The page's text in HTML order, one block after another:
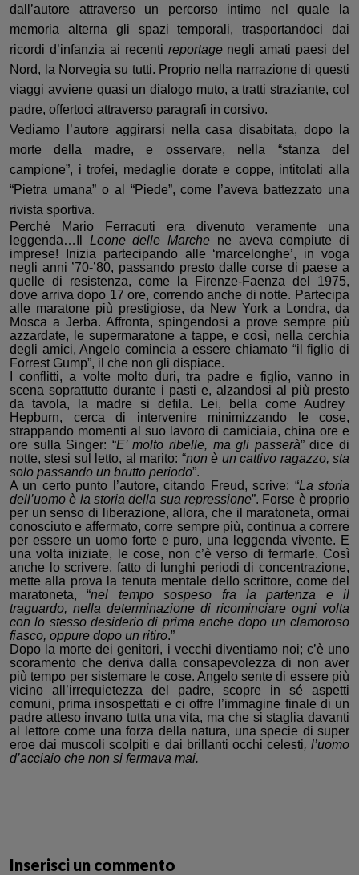
dall’autore attraverso un percorso intimo nel quale la
memoria alterna gli spazi temporali,trasportandoci dai
ricordi d’infanzia ai recenti reportage negli amati paesi del
Nord, la Norvegia su tutti. Proprio nel la narrazione di questi
viaggi avviene quasi un dialogo muto, a tratti straziante, col
padre, offertoci attraverso paragrafi in corsivo.
Vediamo l’autore aggirarsi nella casa disabitata, dopo la
morte della madre, e osservare, nella “stanza del
campione”, i trofei, medaglie dorate e coppe, intitolati alla
“Pietra umana” o al “Piede”, come l’aveva battezzato una
rivista sportiva.
Perché Mario Ferracuti era divenuto veramente una
leggenda…
Leone delle Marche ne aveva compiute di
imprese! Inizia partecipando alle ‘marcelonghe’, in voga
negli anni ’70-’80, passando presto dalle corse di paese a
quelle di resistenza, come la Firenze-Faenza del 1975,
dove arriva dopo 17ore, correndo anche di notte. Partecipa
alle maratone più prestigiose, da New York a Londra, da
Mosca a Jerba. Affronta, spingendosi a provesempre più
azzardate, le supermaratone a tappe, e così, nella cerchia
degli amici, Angelo comincia a essere chiamato “il figlio di
Forrest Gump”, il che non gli dispiace.
I conflitti, a volte molto duri, tra padre e figlio, vanno in
scena soprattutto durante i pasti e, alzandosi al più presto
da tavola, la madre si defila. Lei, bella come Audrey
Hepburn, cerca di intervenire minimizzando le cose,
strappando momenti al suo lavoro di camiciaia, china ore e
ore sulla Singer: “E’ molto ribelle, ma gli passerà” dice di
notte, stesi sul letto, al marito: “non è un cattivo ragazzo, sta
solo passando un brutto periodo”.
A un certo punto l’autore, citando Freud, scrive: “La storia
dell’uomo è la storia della sua repressione”. Forse è proprio
per un senso di liberazione, allora, che il maratoneta, ormai
conosciuto e affermato, corre sempre più, continua a correre
per essere un uomo forte e puro, una leggenda vivente. E
una volta iniziate, le cose, non c’è verso di fermarle. Così
anche lo scrivere, fatto di lunghi periodi di concentrazione,
mette alla prova la tenuta mentale dello scrittore, come del
maratoneta, “nel tempo sospeso fra la partenza
e il
traguardo, nella determinazione di ricominciare ogni volta
con lo stesso desiderio di prima anche dopo un clamoroso
fiasco, oppure dopo un ritiro.”
Dopo la morte dei genitori, i vecchi diventiamo noi; c’è uno
scoramento che deriva dalla consapevolezza di non aver
più tempo per sistemare le cose. Angelo sente di essere più
vicino all’irrequietezza del padre, scopre in sé aspetti
comuni, prima insospettati e ci offre l’immagine finale di un
padre atteso invano tutta una vita, ma che si staglia davanti
al lettore come una forza della natura, una specie di super
eroe dai muscoli scolpiti e dai brillanti occhi celesti, l’uomo
d’acciaio che non si fermava mai.
Inserisci un commento